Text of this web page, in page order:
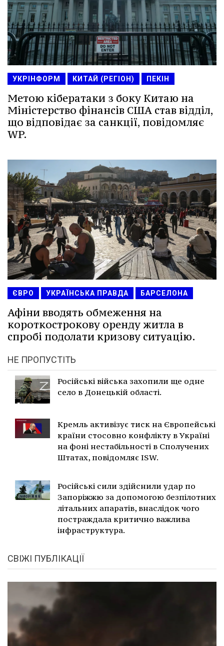
УКРІНФОРМ КИТАЙ (РЕГІОН) ПЕКІН
Метою кібератаки з боку Китаю на
Міністерство фінансів США став відділ,
що відповідає за санкції, повідомляє
WP.
ЄВРО УКРАЇНСЬКА ПРАВДА БАРСЕЛОНА
Афіни вводять обмеження на
короткострокову оренду житла в
спробі подолати кризову ситуацію.
НЕ ПРОПУСТІТЬ
Російські війська захопили ще одне
село в Донецькій області.
Кремль активізує тиск на Європейські
країни стосовно конфлікту в Україні
на фоні нестабільності в Сполучених
Штатах, повідомляє ISW.
Російські сили здійснили удар по
Запоріжжю за допомогою безпілотних
літальних апаратів, внаслідок чого
постраждала критично важлива
інфраструктура.
СВІЖІ ПУБЛІКАЦІЇ